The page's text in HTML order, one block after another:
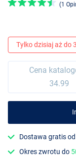
(1
Tylko dzisiaj aż do
Cena
34.99
Dostawa gratis
Okres zwrotu do